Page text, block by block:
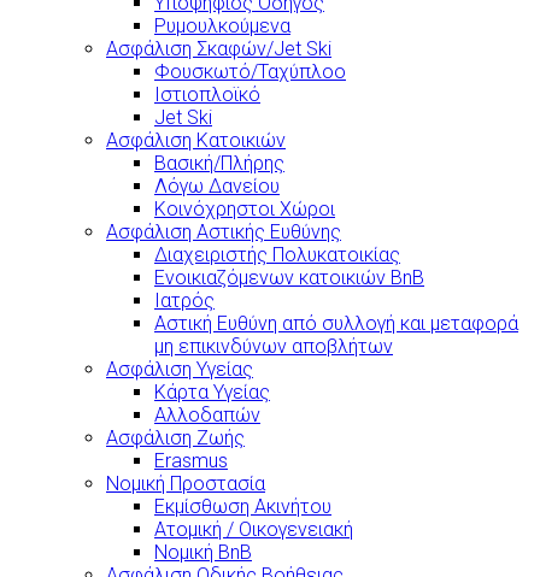
Ρυμουλκούμενα
Ασφάλιση Σκαφών/Jet Ski
Φουσκωτό/Ταχύπλοο
Ιστιοπλοϊκό
Jet Ski
Ασφάλιση Κατοικιών
Βασική/Πλήρης
Λόγω Δανείου
Κοινόχρηστοι Χώροι
Ασφάλιση Αστικής Ευθύνης
Διαχειριστής Πολυκατοικίας
Ενοικιαζόμενων κατοικιών BnB
Ιατρός
Αστική Ευθύνη από συλλογή και μεταφορά
μη επικινδύνων αποβλήτων
Ασφάλιση Υγείας
Κάρτα Υγείας
Αλλοδαπών
Ασφάλιση Ζωής
Erasmus
Νομική Προστασία
Εκμίσθωση Ακινήτου
Ατομική / Οικογενειακή
Νομική BnB